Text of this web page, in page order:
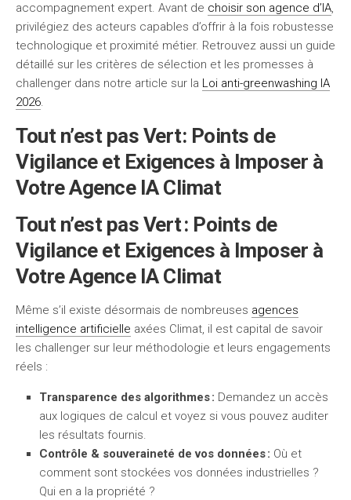
accompagnement expert. Avant de choisir son agence d’IA,
privilégiez des acteurs capables d’offrir à la fois robustesse
technologique et proximité métier. Retrouvez aussi un guide
détaillé sur les critères de sélection et les promesses à
challenger dans notre article sur la Loi anti-greenwashing IA
2026.
Tout n’est pas Vert: Points de
Vigilance et Exigences à Imposer à
Votre Agence IA Climat
Tout n’est pas Vert : Points de
Vigilance et Exigences à Imposer à
Votre Agence IA Climat
Même s’il existe désormais de nombreuses agences
intelligence artificielle axées Climat, il est capital de savoir
les challenger sur leur méthodologie et leurs engagements
réels :
Transparence des algorithmes : Demandez un accès
aux logiques de calcul et voyez si vous pouvez auditer
les résultats fournis.
Contrôle & souveraineté de vos données : Où et
comment sont stockées vos données industrielles ?
Qui en a la propriété ?